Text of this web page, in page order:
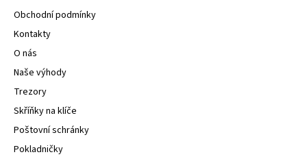
Obchodní podmínky
Kontakty
O nás
Naše výhody
Trezory
Skříňky na klíče
Poštovní schránky
Pokladničky